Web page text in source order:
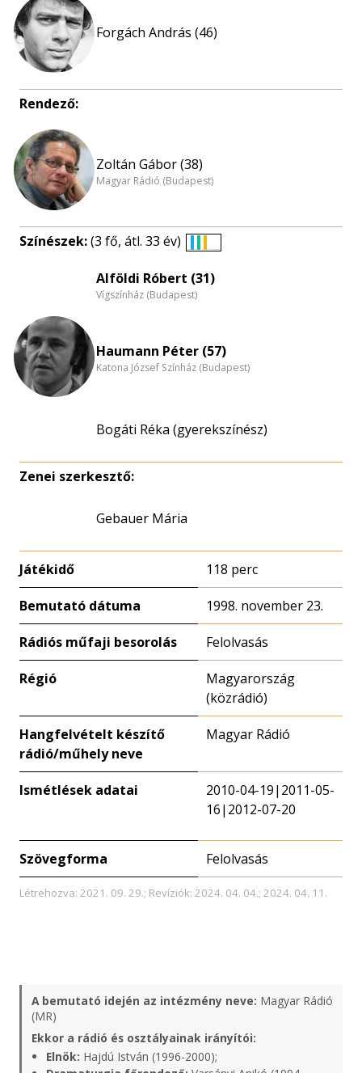
Forgách András (46)
Rendező:
Zoltán Gábor (38)
Magyar Rádió (Budapest)
Színészek:(3 fő, átl. 33 év)
eloszlás
Alföldi Róbert (31)
Vígszínház (Budapest)
Haumann Péter (57)
Katona József Színház (Budapest)
Bogáti Réka (gyerekszínész)
Zenei szerkesztő:
Gebauer Mária
Játékidő 118 perc
Bemutató dátuma 1998. november 23.
Rádiós műfaji besorolás Felolvasás
Régió
Magyarország
(közrádió)
Hangfelvételt készítő
rádió/műhely neve
Magyar Rádió
Ismétlések adatai
2010-04-19|2011-05-
16|2012-07-20
Szövegforma Felolvasás
Létrehozva: 2021. 09. 29.; Revíziók: 2024. 04. 04.; 2024. 04. 11.
A bemutató idején az intézmény neve: Magyar Rádió
(MR)
Ekkor a rádió és osztályainak irányítói:
Elnök: Hajdú István (1996-2000);